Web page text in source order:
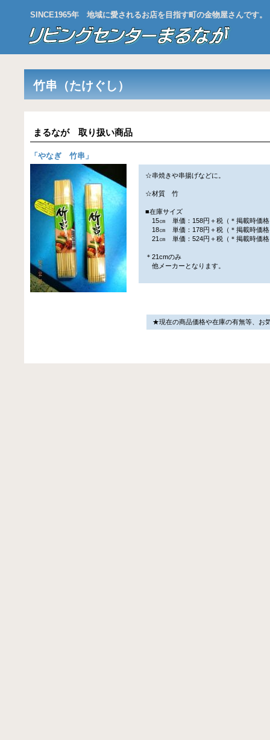
SINCE1965年 地域に愛されるお店を目指す町の金物屋さんです。
竹串（たけぐし）
まるなが 取り扱い商品
「 やなぎ 竹串 」
☆串焼きや串揚げなどに。
☆材質 竹
■在庫サイズ
15㎝ 単価：158円＋税（＊掲載時価
18㎝ 単価：178円＋税（＊掲載時価
21㎝ 単価：524円＋税（＊掲載時価
＊21cmのみ
他メーカーとなります。
★現在の商品価格や在庫の有無等、お